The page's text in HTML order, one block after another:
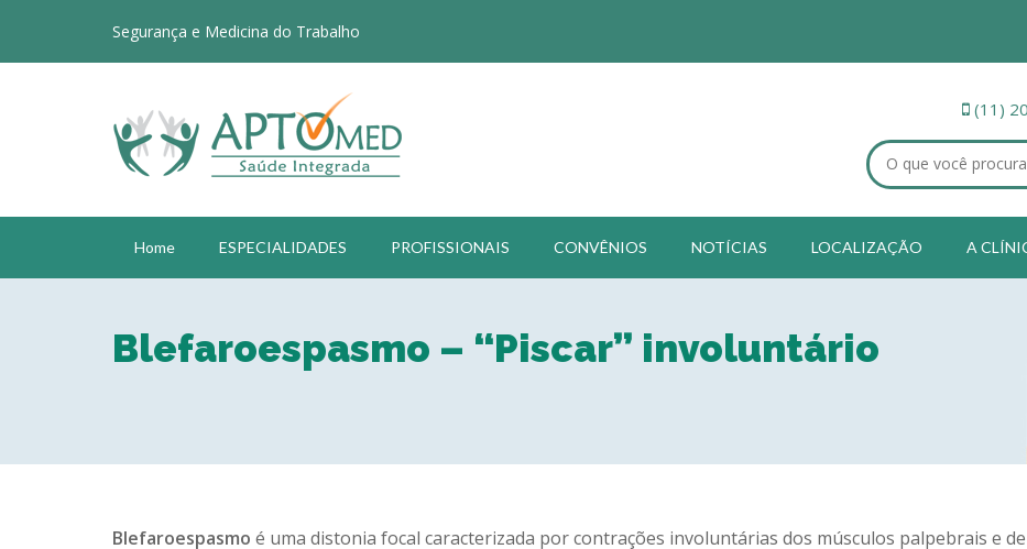
Segurança e Medicina do Trabalho
Obs.: a data e horário solicitado por você serão submetidos a disponibilidade, após a verificação na agenda
(11)
Home ESPECIALIDADES PROFISSIONAIS CONVÊNIOS NOTÍCIAS LOCALIZAÇÃO A
Blefaroespasmo – “Piscar” involuntário
Blefaroespasmo é uma distonia focal caracterizada por contrações involuntárias dos músculos palpebrais e